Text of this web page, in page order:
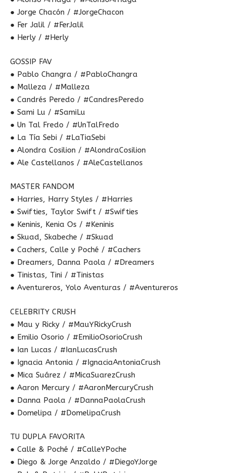
● Jorge Chacón / #JorgeChacon
● Fer Jalil / #FerJalil
● Herly / #Herly
GOSSIP FAV
● Pablo Changra / #PabloChangra
● Malleza / #Malleza
● Candrés Peredo / #CandresPeredo
● Sami Lu / #SamiLu
● Un Tal Fredo / #UnTalFredo
● La Tía Sebi / #LaTiaSebi
● Alondra Cosilion / #AlondraCosilion
● Ale Castellanos / #AleCastellanos
MASTER FANDOM
● Harries, Harry Styles / #Harries
● Swifties, Taylor Swift / #Swifties
● Keninis, Kenia Os / #Keninis
● Skuad, Skabeche / #Skuad
● Cachers, Calle y Poché / #Cachers
● Dreamers, Danna Paola / #Dreamers
● Tinistas, Tini / #Tinistas
● Aventureros, Yolo Aventuras / #Aventureros
CELEBRITY CRUSH
● Mau y Ricky / #MauYRickyCrush
● Emilio Osorio / #EmilioOsorioCrush
● Ian Lucas / #IanLucasCrush
● Ignacia Antonia / #IgnaciaAntoniaCrush
● Mica Suárez / #MicaSuarezCrush
● Aaron Mercury / #AaronMercuryCrush
● Danna Paola / #DannaPaolaCrush
● Domelipa / #DomelipaCrush
TU DUPLA FAVORITA
● Calle & Poché / #CalleYPoche
● Diego & Jorge Anzaldo / #DiegoYJorge